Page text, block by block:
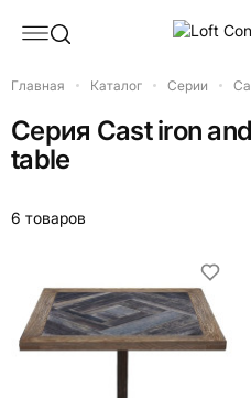
Главная Каталог Серии
Серия Cast iron
table
6 товаров